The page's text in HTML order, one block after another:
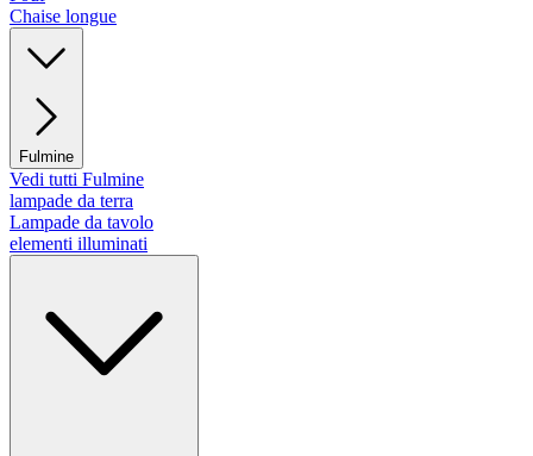
Chaise longue
Fulmine
Vedi tutti Fulmine
lampade da terra
Lampade da tavolo
elementi illuminati